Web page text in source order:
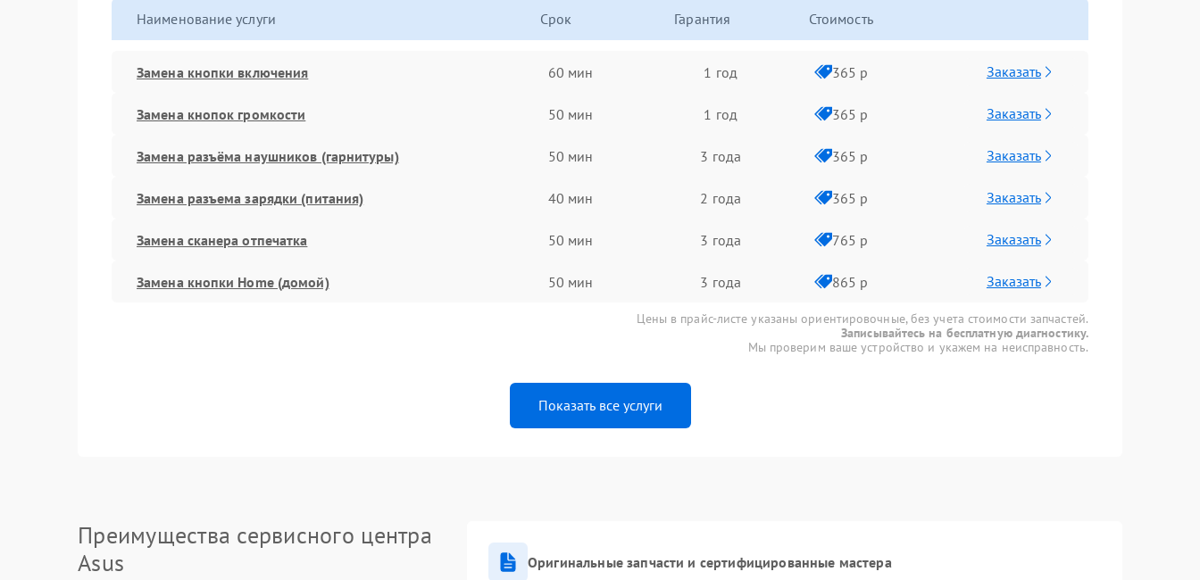
Наименование услуги Срок Гарантия Стоимость
Замена кнопки включения 60 мин 1 год 365 р Заказать
Замена кнопок громкости 50 мин 1 год 365 р Заказать
Замена разъёма наушников (гарнитуры) 50 мин 3 года 365 р Заказать
Замена разъема зарядки (питания) 40 мин 2 года 365 р Заказать
Замена сканера отпечатка 50 мин 3 года 765 р Заказать
Замена кнопки Home (домой) 50 мин 3 года 865 р Заказать
Цены в прайс-листе указаны ориентировочные, без учета стоимости запчастей.
Записывайтесь на бесплатную диагностику.
Мы проверим ваше устройство и укажем на неисправность.
Показать все услуги
Преимущества сервисного центра
Asus
Оригинальные запчасти и сертифицированные мастера